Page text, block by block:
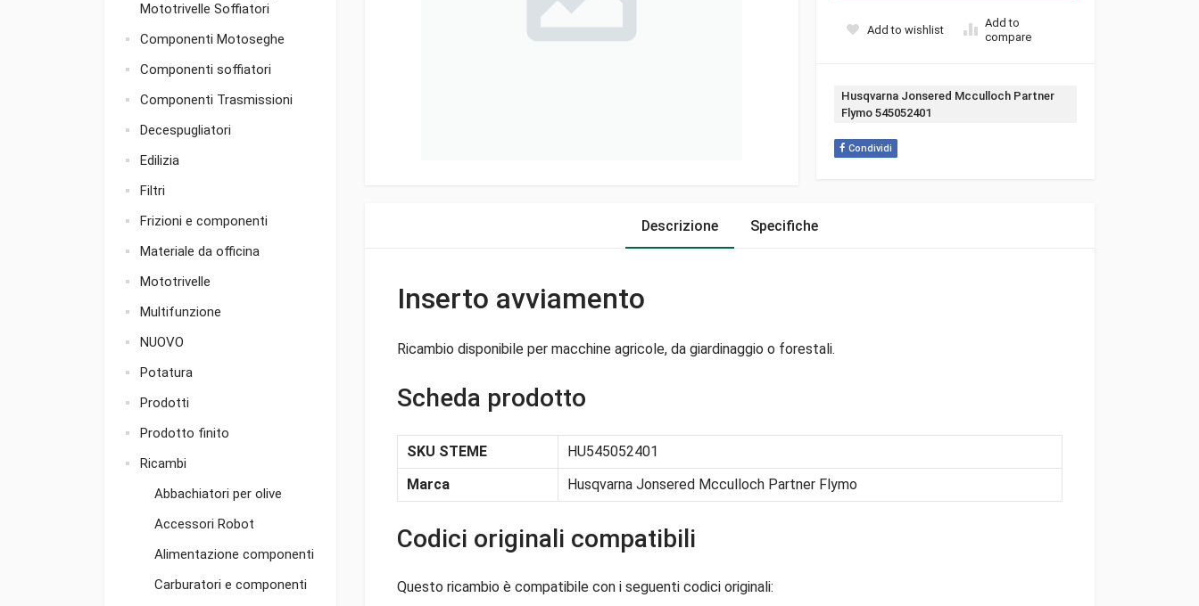
Mototrivelle Soffiatori
Componenti Motoseghe
Componenti soffiatori
Componenti Trasmissioni
Decespugliatori
Edilizia
Filtri
Frizioni e componenti
Materiale da officina
Mototrivelle
Multifunzione
NUOVO
Potatura
Prodotti
Prodotto finito
Ricambi
Abbachiatori per olive
Accessori Robot
Alimentazione componenti
Carburatori e componenti
Add to wishlist
Add to
compare
Tag:
Husqvarna Jonsered Mcculloch Partner
Flymo 545052401
Condividi
Descrizione Specifiche
Inserto avviamento
Ricambio disponibile per macchine agricole, da giardinaggio o forestali.
Scheda prodotto
SKU STEME
HU545052401
Marca
Husqvarna Jonsered Mcculloch Partner Flymo
Codici originali compatibili
Questo ricambio è compatibile con i seguenti codici originali: